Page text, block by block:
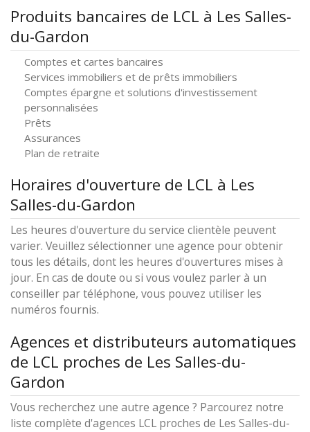
Produits bancaires de LCL à Les Salles-
du-Gardon
Comptes et cartes bancaires
Services immobiliers et de prêts immobiliers
Comptes épargne et solutions d'investissement
personnalisées
Prêts
Assurances
Plan de retraite
Horaires d'ouverture de LCL à Les
Salles-du-Gardon
Les heures d'ouverture du service clientèle peuvent
varier. Veuillez sélectionner une agence pour obtenir
tous les détails, dont les heures d'ouvertures mises à
jour. En cas de doute ou si vous voulez parler à un
conseiller par téléphone, vous pouvez utiliser les
numéros fournis.
Agences et distributeurs automatiques
de LCL proches de Les Salles-du-
Gardon
Vous recherchez une autre agence ? Parcourez notre
liste complète d'agences LCL proches de Les Salles-du-